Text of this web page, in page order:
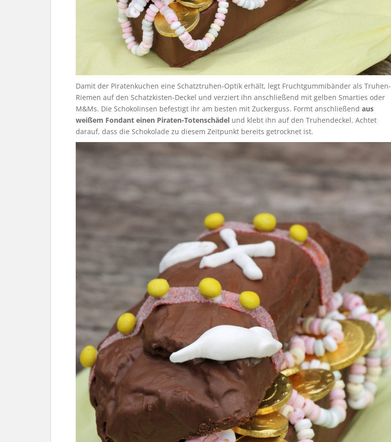
Damit der Piratenkuchen eine Schatztruhen-Optik erhält, legt Fruchtgummibänder als Truhen-
Riemen auf den Schatzkisten-Deckel und verziert ihn anschließend mit gelben Smarties oder
M&Ms. Die Schokolinsen befestigt ihr am besten mit Zuckerguss. Formt anschließend aus
weißem Fondant einen Piraten-Totenschädel und klebt ihn auf den Truhendeckel. Achtet
darauf, dass die Schokolade zu diesem Zeitpunkt bereits getrocknet ist.